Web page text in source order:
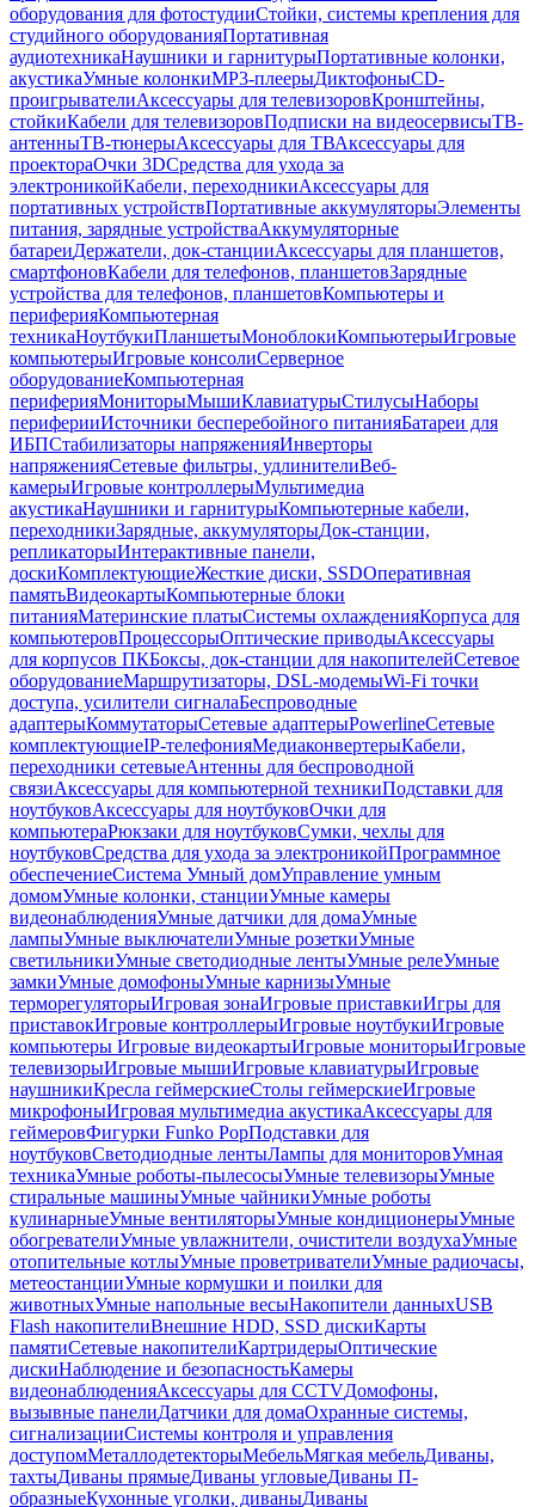
оборудования для фотостудииСтойки, системы крепления для
студийного оборудованияПортативная
аудиотехникаНаушники и гарнитурыПортативные колонки,
акустикаУмные колонкиMP3-плеерыДиктофоныCD-
проигрывателиАксессуары для телевизоровКронштейны,
стойкиКабели для телевизоровПодписки на видеосервисыТВ-
антенныТВ-тюнерыАксессуары для ТВАксессуары для
проектораОчки 3DСредства для ухода за
электроникойКабели, переходникиАксессуары для
портативных устройствПортативные аккумуляторыЭлементы
питания, зарядные устройстваАккумуляторные
батареиДержатели, док-станцииАксессуары для планшетов,
смартфоновКабели для телефонов, планшетовЗарядные
устройства для телефонов, планшетовКомпьютеры и
периферияКомпьютерная
техникаНоутбукиПланшетыМоноблокиКомпьютерыИгровые
компьютерыИгровые консолиСерверное
оборудованиеКомпьютерная
периферияМониторыМышиКлавиатурыСтилусыНаборы
периферииИсточники бесперебойного питанияБатареи для
ИБПСтабилизаторы напряженияИнверторы
напряженияСетевые фильтры, удлинителиВеб-
камерыИгровые контроллерыМультимедиа
акустикаНаушники и гарнитурыКомпьютерные кабели,
переходникиЗарядные, аккумуляторыДок-станции,
репликаторыИнтерактивные панели,
доскиКомплектующиеЖесткие диски, SSDОперативная
памятьВидеокартыКомпьютерные блоки
питанияМатеринские платыСистемы охлажденияКорпуса для
компьютеровПроцессорыОптические приводыАксессуары
для корпусов ПКБоксы, док-станции для накопителейСетевое
оборудованиеМаршрутизаторы, DSL-модемыWi-Fi точки
доступа, усилители сигналаБеспроводные
адаптерыКоммутаторыСетевые адаптерыPowerlineСетевые
комплектующиеIP-телефонияМедиаконвертерыКабели,
переходники сетевыеАнтенны для беспроводной
связиАксессуары для компьютерной техникиПодставки для
ноутбуковАксессуары для ноутбуковОчки для
компьютераРюкзаки для ноутбуковСумки, чехлы для
ноутбуковСредства для ухода за электроникойПрограммное
обеспечениеСистема Умный домУправление умным
домомУмные колонки, станцииУмные камеры
видеонаблюденияУмные датчики для домаУмные
лампыУмные выключателиУмные розеткиУмные
светильникиУмные светодиодные лентыУмные релеУмные
замкиУмные домофоныУмные карнизыУмные
терморегуляторыИгровая зонаИгровые приставкиИгры для
приставокИгровые контроллерыИгровые ноутбукиИгровые
компьютеры Игровые видеокартыИгровые мониторыИгровые
телевизорыИгровые мышиИгровые клавиатурыИгровые
наушникиКресла геймерскиеСтолы геймерскиеИгровые
микрофоныИгровая мультимедиа акустикаАксессуары для
геймеровФигурки Funko PopПодставки для
ноутбуковСветодиодные лентыЛампы для мониторовУмная
техникаУмные роботы-пылесосыУмные телевизорыУмные
стиральные машиныУмные чайникиУмные роботы
кулинарныеУмные вентиляторыУмные кондиционерыУмные
обогревателиУмные увлажнители, очистители воздухаУмные
отопительные котлыУмные проветривателиУмные радиочасы,
метеостанцииУмные кормушки и поилки для
животныхУмные напольные весыНакопители данныхUSB
Flash накопителиВнешние HDD, SSD дискиКарты
памятиСетевые накопителиКартридерыОптические
дискиНаблюдение и безопасностьКамеры
видеонаблюденияАксессуары для CCTVДомофоны,
вызывные панелиДатчики для домаОхранные системы,
сигнализацииСистемы контроля и управления
доступомМеталлодетекторыМебельМягкая мебельДиваны,
тахтыДиваны прямыеДиваны угловыеДиваны П-
образныеКухонные уголки, диваныДиваны